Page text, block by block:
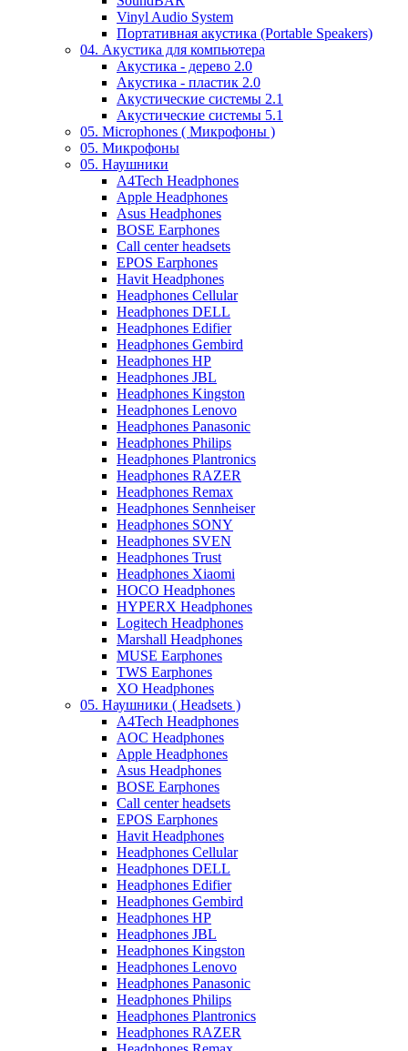
Vinyl Audio System
Портативная акустика (Portable Speakers)
04. Акустика для компьютера
Акустика - дерево 2.0
Акустика - пластик 2.0
Акустические системы 2.1
Акустические системы 5.1
05. Microphones ( Микрофоны )
05. Микрофоны
05. Наушники
A4Tech Headphones
Apple Headphones
Asus Headphones
BOSE Earphones
Call center headsets
EPOS Earphones
Havit Headphones
Headphones Cellular
Headphones DELL
Headphones Edifier
Headphones Gembird
Headphones HP
Headphones JBL
Headphones Kingston
Headphones Lenovo
Headphones Panasonic
Headphones Philips
Headphones Plantronics
Headphones RAZER
Headphones Remax
Headphones Sennheiser
Headphones SONY
Headphones SVEN
Headphones Trust
Headphones Xiaomi
HOCO Headphones
HYPERX Headphones
Logitech Headphones
Marshall Headphones
MUSE Earphones
TWS Earphones
XO Headphones
05. Наушники ( Headsets )
A4Tech Headphones
AOC Headphones
Apple Headphones
Asus Headphones
BOSE Earphones
Call center headsets
EPOS Earphones
Havit Headphones
Headphones Cellular
Headphones DELL
Headphones Edifier
Headphones Gembird
Headphones HP
Headphones JBL
Headphones Kingston
Headphones Lenovo
Headphones Panasonic
Headphones Philips
Headphones Plantronics
Headphones RAZER